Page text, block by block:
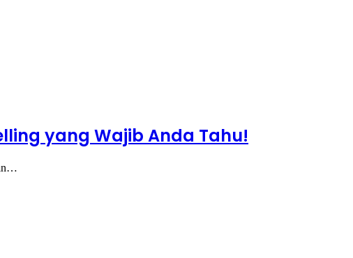
yang Wajib Anda Tahu!